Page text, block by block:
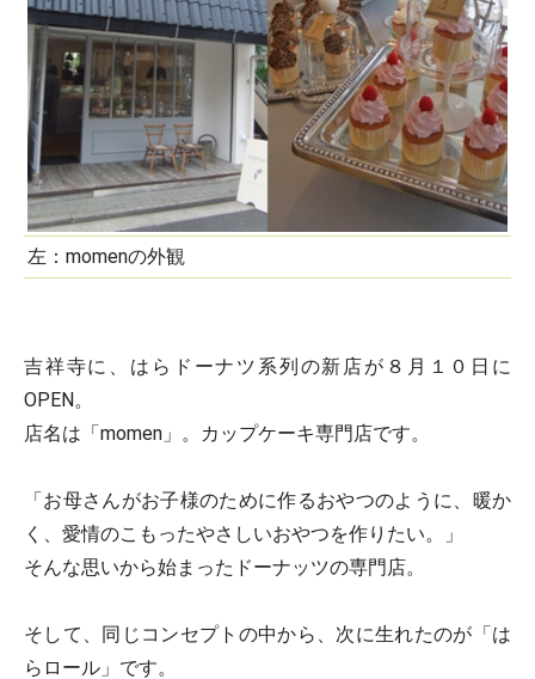
左：momenの外観
吉祥寺に、はらドーナツ系列の新店が８月１０日に
OPEN。
店名は「momen」。カップケーキ専門店です。
「お母さんがお子様のために作るおやつのように、暖か
く、愛情のこもったやさしいおやつを作りたい。」
そんな思いから始まったドーナッツの専門店。
そして、同じコンセプトの中から、次に生れたのが「は
らロール」です。